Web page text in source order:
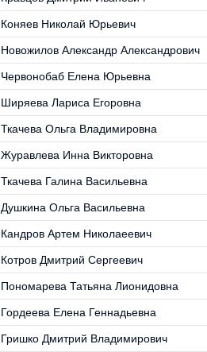
Коняев Николай Юрьевич
Новожилов Александр Александрович
Червонобаб Елена Юрьевна
Ширяева Лариса Егоровна
Ткачева Ольга Владимировна
Журавлева Инна Викторовна
Ткачева Галина Васильевна
Душкина Ольга Васильевна
Кандров Артем Николаеевич
Котров Дмитрий Сергеевич
Пономарева Татьяна Лионидовна
Гордеева Елена Геннадьевна
Гришко Дмитрий Владимирович